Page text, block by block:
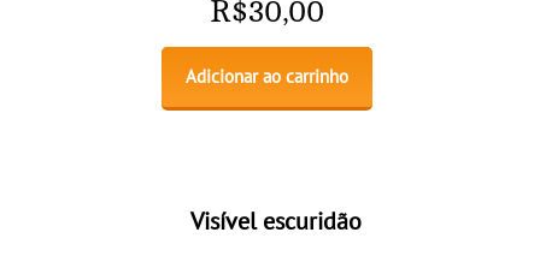
R$30,00
Adicionar ao carrinho
Visível escuridão